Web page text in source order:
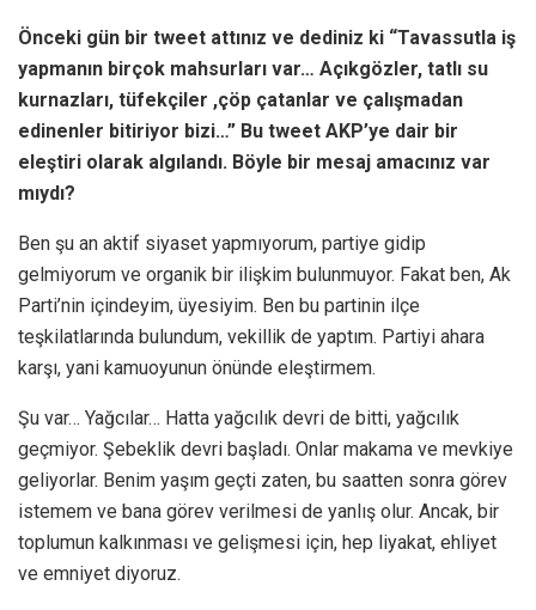
Önceki gün bir tweet attınız ve dediniz ki “Tavassutla iş
yapmanın birçok mahsurları var… Açıkgözler, tatlı su
kurnazları, tüfekçiler ,çöp çatanlar ve çalışmadan
edinenler bitiriyor bizi…” Bu tweet AKP’ye dair bir
eleştiri olarak algılandı. Böyle bir mesaj amacınız var
mıydı?
Ben şu an aktif siyaset yapmıyorum, partiye gidip
gelmiyorum ve organik bir ilişkim bulunmuyor. Fakat ben, Ak
Parti’nin içindeyim, üyesiyim. Ben bu partinin ilçe
teşkilatlarında bulundum, vekillik de yaptım. Partiyi ahara
karşı, yani kamuoyunun önünde eleştirmem.
Şu var… Yağcılar… Hatta yağcılık devri de bitti, yağcılık
geçmiyor. Şebeklik devri başladı. Onlar makama ve mevkiye
geliyorlar. Benim yaşım geçti zaten, bu saatten sonra görev
istemem ve bana görev verilmesi de yanlış olur. Ancak, bir
toplumun kalkınması ve gelişmesi için, hep liyakat, ehliyet
ve emniyet diyoruz.